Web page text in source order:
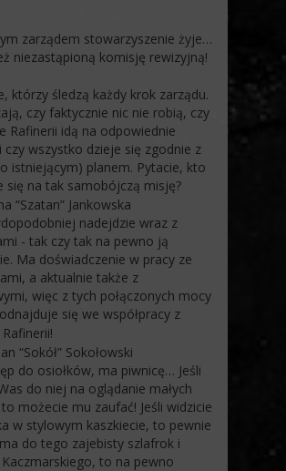
zarządem stowarzyszenie żyje…
niezastąpioną komisję rewizyjną!
którzy śledzą każdy krok zarządu.
czy faktycznie nic nie robią, czy
Rafinerii idą na odpowiednie
czy wszystko dzieje się zgodnie z
istniejącym) planem. Pytacie, kto
się na tak samobójczą misję?
“Szatan” Jankowska
nadejdzie wraz z
- tak czy tak na pewno ją
Ma doświadczenie w pracy ze
a aktualnie także z
więc z tych połączonych mocy
się we współpracy z
“Sokół” Sokołowski
do osiołków, ma piwnicę… Jeśli
do niej na oglądanie małych
możecie mu zaufać! Jeśli widzicie
w stylowym kaszkiecie, to pewnie
do tego zajebisty szlafrok i
to na pewno